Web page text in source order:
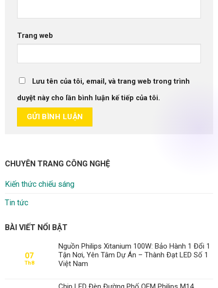
Trang web
Lưu tên của tôi, email, và trang web trong trình
duyệt này cho lần bình luận kế tiếp của tôi.
CHUYÊN TRANG CÔNG NGHỆ
Kiến thức chiếu sáng
Tin tức
BÀI VIẾT NỔI BẬT
07
Th8
Nguồn Philips Xitanium 100W: Bảo Hành 1 Đổi 1
Tận Nơi, Yên Tâm Dự Án – Thành Đạt LED Số 1
Việt Nam